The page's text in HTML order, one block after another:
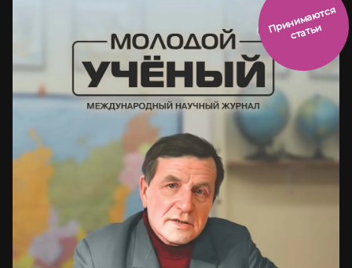
П
р
и
н
и
м
а
ют
с
я
ст
ать
и